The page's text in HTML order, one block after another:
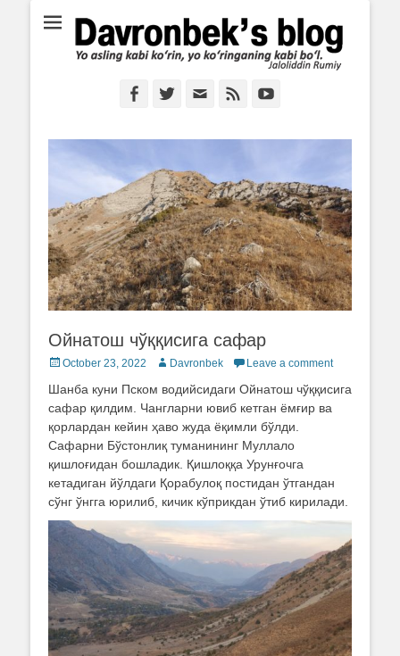
Davronbek's blog
Ё аслинг каби кўрин, ё кўринганинг каби бўл. Ж.Румий
Facebook
Twitter Email Feed
Ойнатош чўққисига сафар
Posted
October 23, 2022 Author
Davronbek Leave a comment
Шанба куни Пском водийсидаги Ойнатош чўққисига
сафар қилдим. Чангларни ювиб кетган ёмғир ва
қорлардан кейин ҳаво жуда ёқимли бўлди.
Сафарни Бўстонлиқ туманининг Муллало
қишлоғидан бошладик. Қишлоққа Урунғочга
кетадиган йўлдаги Қорабулоқ постидан ўтгандан
сўнг ўнгга юрилиб, кичик кўприкдан ўтиб кирилади.